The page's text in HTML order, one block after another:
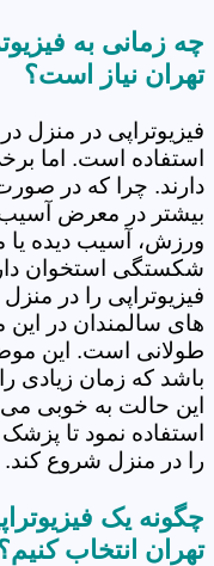
تهران نیاز است؟
فیزیوتراپی در منزل
استفاده است. اما
دارند. چرا که در
بیشتر در معرض آسیب
ورزش، آسیب دیده
شکستگی استخوان
فیزیوتراپی را در
های سالمندان در این
طولانی است. این
باشد که زمان زیادی
این حالت به خوبی می
استفاده نمود تا
را در منزل شروع کند.
تهران انتخاب